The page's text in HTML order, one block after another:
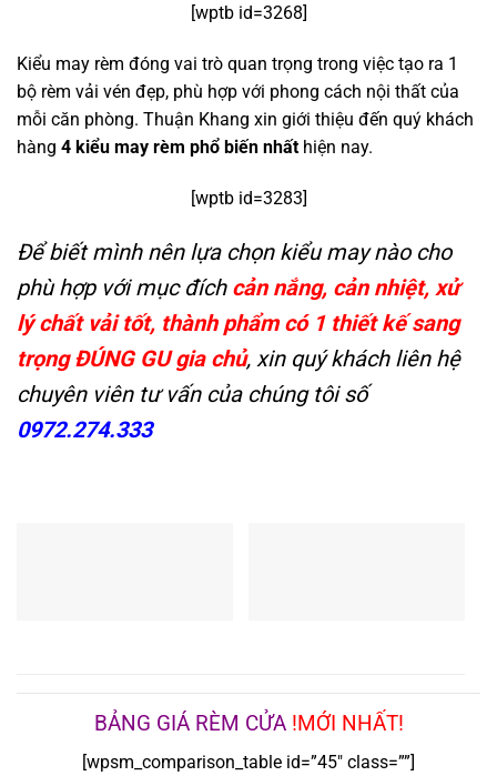
[wptb id=3268]
Kiểu may rèm đóng vai trò quan trọng trong việc tạo ra 1
bộ rèm vải vén đẹp, phù hợp với phong cách nội thất của
mỗi căn phòng. Thuận Khang xin giới thiệu đến quý khách
hàng 4 kiểu may rèm phổ biến nhất hiện nay.
[wptb id=3283]
Để biết mình nên lựa chọn kiểu may nào cho
phù hợp với mục đích cản nắng, cản nhiệt, xử
lý chất vải tốt, thành phẩm có 1 thiết kế sang
trọng ĐÚNG GU gia chủ, xin quý khách liên hệ
chuyên viên tư vấn của chúng tôi số
0972.274.333
BẢNG GIÁ RÈM CỬA !MỚI NHẤT!
[wpsm_comparison_table id=”45″ class=””]